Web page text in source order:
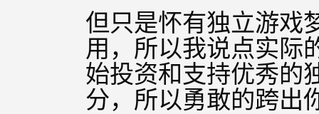
但只是怀有独立游戏
用，所以我说点实际
始投资和支持优秀的
分，所以勇敢的跨出